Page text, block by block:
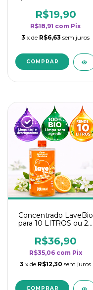
rendimento da
categoria - Flor de
Laranjeira
R$19,90
R$18,91 com Pix
3 x de R$6,63 sem juros
Concentrado LaveBio
para 10 LITROS ou 20
rendimento da
categoria - Flor de
Laranjeira
R$36,90
R$35,06 com Pix
3 x de R$12,30 sem juros